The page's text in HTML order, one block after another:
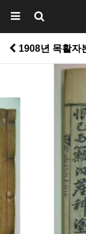
1908년 목활자본 박